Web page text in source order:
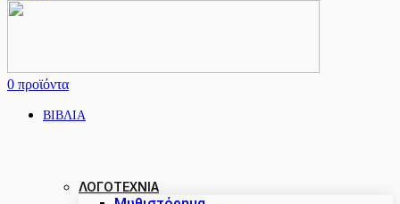
0 προϊόντα
ΒΙΒΛΙΑ
ΛΟΓΟΤΕΧΝΙΑ